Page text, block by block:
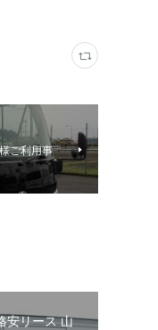
ご利用事
安リース 山